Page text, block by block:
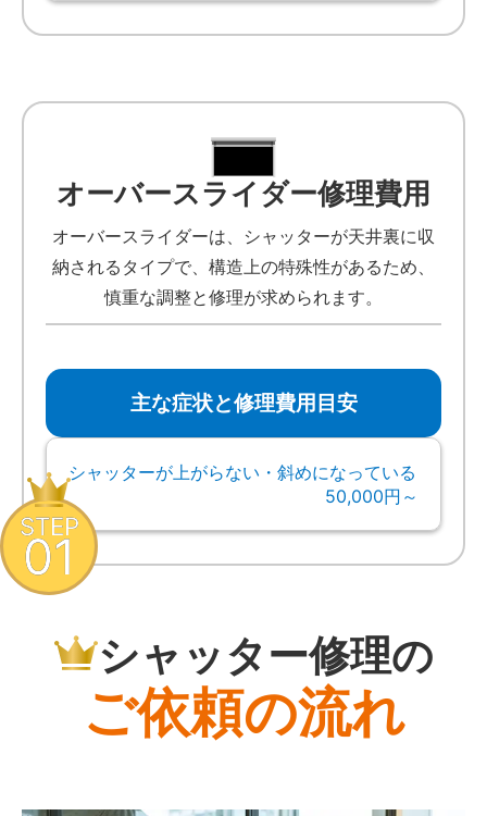
オーバースライダー修理費用
オーバースライダーは、シャッターが天井裏に収
納されるタイプで、構造上の特殊性があるため、
慎重な調整と修理が求められます。
主な症状と修理費用目安
シャッターが上がらない・斜めになっている
50,000円～
シャッター修理の
ご依頼の流れ
STEP
01